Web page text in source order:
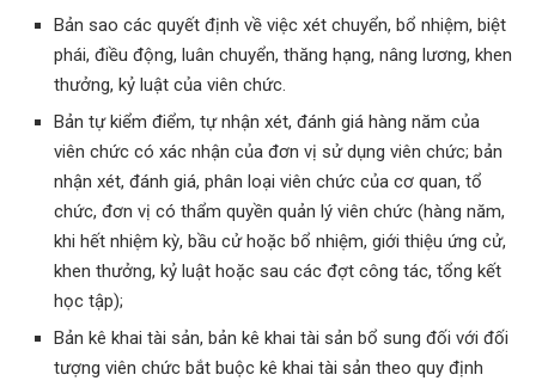
Bản sao các quyết định về việc xét chuyển, bổ nhiệm, biệt
phái, điều động, luân chuyển, thăng hạng, nâng lương, khen
thưởng, kỷ luật của viên chức.
Bản tự kiểm điểm, tự nhận xét, đánh giá hàng năm của
viên chức có xác nhận của đơn vị sử dụng viên chức; bản
nhận xét, đánh giá, phân loại viên chức của cơ quan, tổ
chức, đơn vị có thẩm quyền quản lý viên chức (hàng năm,
khi hết nhiệm kỳ, bầu cử hoặc bổ nhiệm, giới thiệu ứng cử,
khen thưởng, kỷ luật hoặc sau các đợt công tác, tổng kết
học tập);
Bản kê khai tài sản, bản kê khai tài sản bổ sung đối với đối
tượng viên chức bắt buộc kê khai tài sản theo quy định